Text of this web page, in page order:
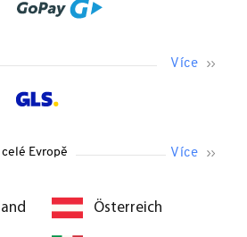
Evropě
Österreich